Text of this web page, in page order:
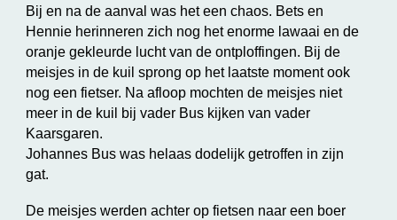
Bij en na de aanval was het een chaos. Bets en
Hennie herinneren zich nog het enorme lawaai en de
oranje gekleurde lucht van de ontploffingen. Bij de
meisjes in de kuil sprong op het laatste moment ook
nog een fietser. Na afloop mochten de meisjes niet
meer in de kuil bij vader Bus kijken van vader
Kaarsgaren.
Johannes Bus was helaasdodelijk getroffen in zijn
gat.
De meisjes werden achter op fietsen naar een boer